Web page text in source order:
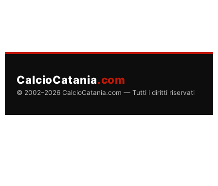
CalcioCatania.com
© 2002–2026 CalcioCatania.com — Tutti i diritti riservati